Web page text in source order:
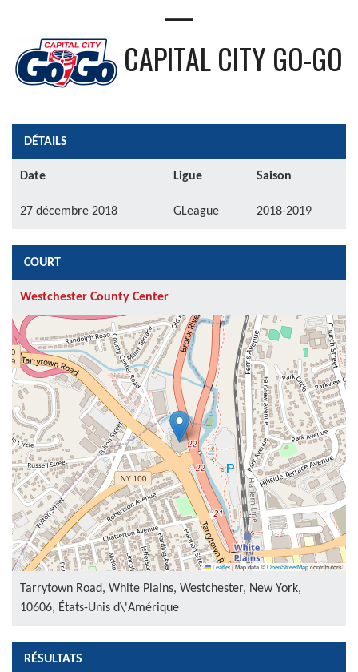
—
CAPITAL CITY GO-GO
DÉTAILS
Date Ligue Saison
27 décembre 2018 GLeague 2018-2019
COURT
Westchester County Center
Leaflet|Map data ©OpenStreetMapcontributors
Tarrytown Road, White Plains, Westchester, New York,
10606, États-Unis d\'Amérique
RÉSULTATS